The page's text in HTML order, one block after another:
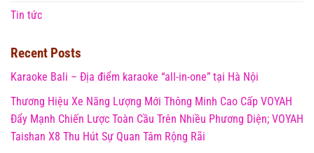
Tin tức
Recent Posts
Karaoke Bali – Địa điểm karaoke “all-in-one” tại Hà Nội
Thương Hiệu Xe Năng Lượng Mới Thông Minh Cao Cấp VOYAH
Đẩy Mạnh Chiến Lược Toàn Cầu Trên Nhiều Phương Diện; VOYAH
Taishan X8 Thu Hút Sự Quan Tâm Rộng Rãi